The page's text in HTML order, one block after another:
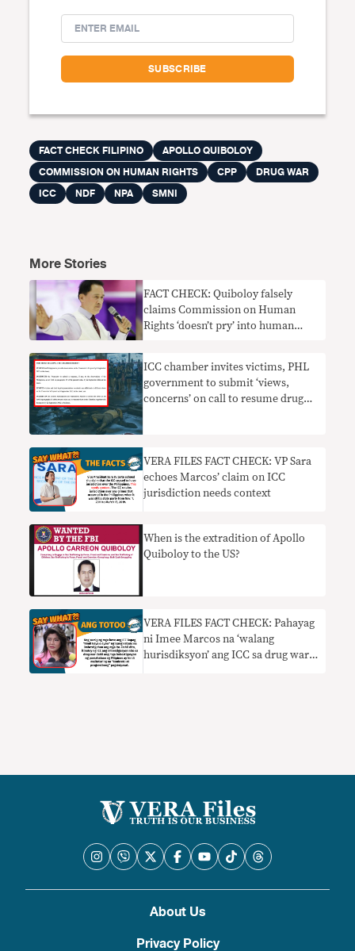
FACT CHECK FILIPINO
APOLLO QUIBOLOY
COMMISSION ON HUMAN RIGHTS
CPP
DRUG WAR
ICC
NDF NPA SMNI
More Stories
FACT CHECK: Quiboloy falsely
claims Commission on Human
Rights ‘doesn’t pry’ into human
ICC chamber invites victims, PHL
government to submit ‘views,
concerns’ on call to resume drug
VERA FILES FACT CHECK: VP Sara
echoes Marcos’ claim on ICC
jurisdiction needs context
When is the extradition of Apollo
Quiboloy to the US?
VERA FILES FACT CHECK: Pahayag
ni Imee Marcos na ‘walang
hurisdiksyon’ ang ICC sa drug war
About Us
Privacy Policy